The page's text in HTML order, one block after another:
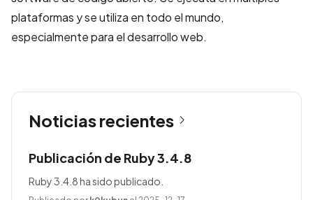
plataformas y se utiliza en todo el mundo,
especialmente para el desarrollo web.
Noticias recientes
Publicación de Ruby 3.4.8
Ruby 3.4.8 ha sido publicado.